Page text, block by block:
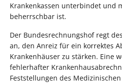
Krankenkassen unterbindet und
beherrschbar ist.
Der Bundesrechnungshof regt
an, den Anreiz für ein korrektes
Krankenhäuser zu stärken. Eine
fehlerhafter
Feststellungen des